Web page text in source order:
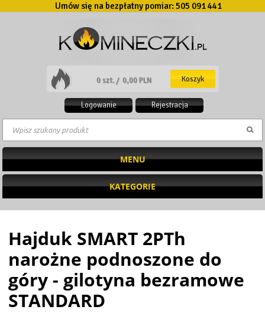
Umów się na bezpłatny pomiar: 505 091 441
0 szt. / 0,00 PLN Koszyk
Rejestracja
Logowanie
MENU
KATEGORIE
Hajduk SMART 2PTh
narożne podnoszone do
góry - gilotyna bezramowe
STANDARD